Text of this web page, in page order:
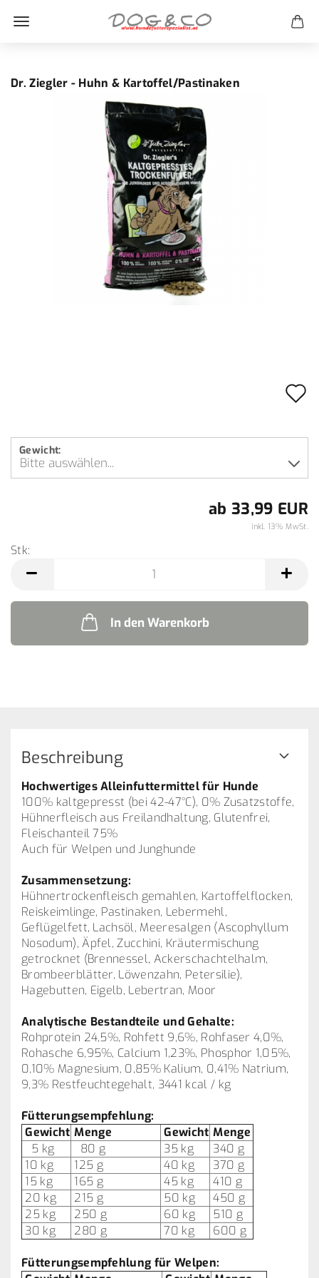
Dr. Ziegler - Huhn & Kartoffel/Pastinaken
Gewicht:
ab 33,99 EUR
inkl. 13% MwSt.
Stk:
In den Warenkorb
Beschreibung
Hochwertiges Alleinfuttermittel für Hunde
100% kaltgepresst (bei 42-47°C), 0% Zusatzstoffe,
Hühnerfleisch aus Freilandhaltung, Glutenfrei,
Fleischanteil 75%
Auch für Welpen und Junghunde
Zusammensetzung:
Hühnertrockenfleisch gemahlen, Kartoffelflocken,
Reiskeimlinge, Pastinaken, Lebermehl,
Geflügelfett, Lachsöl, Meeresalgen (Ascophyllum
Nosodum), Äpfel, Zucchini, Kräutermischung
getrocknet (Brennessel, Ackerschachtelhalm,
Brombeerblätter, Löwenzahn, Petersilie),
Hagebutten, Eigelb, Lebertran, Moor
Analytische Bestandteile und Gehalte:
Rohprotein 24,5%, Rohfett 9,6%, Rohfaser 4,0%,
Rohasche 6,95%, Calcium 1,23%, Phosphor 1,05%,
0,10% Magnesium, 0,85% Kalium, 0,41% Natrium,
9,3% Restfeuchtegehalt, 3441 kcal / kg
Fütterungsempfehlung:
Gewicht Menge Gewicht Menge
5 kg
80 g 35 kg
340 g
10 kg
125 g 40 kg
370 g
15 kg
165 g 45 kg
410 g
20 kg
215 g 50 kg
450 g
25 kg
250 g 60 kg
510 g
30 kg
280 g 70 kg 600 g
Fütterungsempfehlung für Welpen: